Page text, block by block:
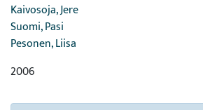
Kaivosoja, Jere
Suomi, Pasi
Pesonen, Liisa
2006